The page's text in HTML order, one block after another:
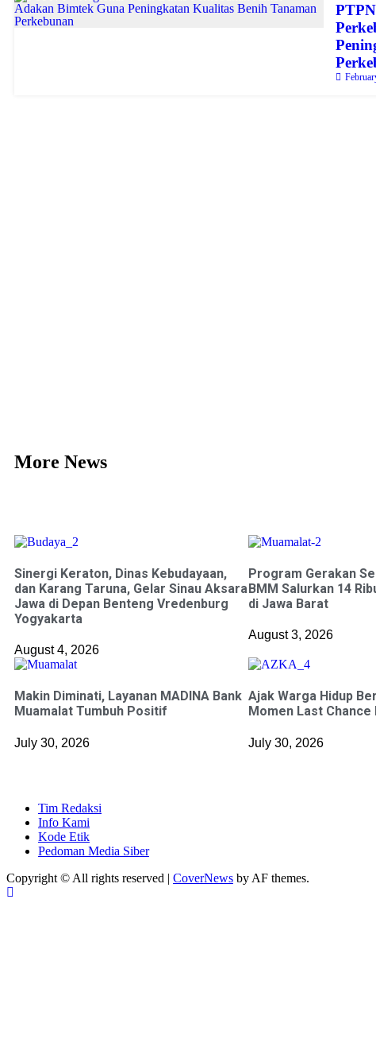
More News
Sinergi Keraton, Dinas Kebudayaan,
dan Karang Taruna, Gelar Sinau Aksara
Jawa di Depan Benteng Vredenburg
Yogyakarta
August 4, 2026
Program Gerakan
BMM Salurkan 14
di Jawa Barat
August 3, 2026
Makin Diminati, Layanan MADINA Bank
Muamalat Tumbuh Positif
July 30, 2026
Ajak Warga Hidup
Momen Last Chance
July 30, 2026
Tim Redaksi
Info Kami
Kode Etik
Pedoman Media Siber
Copyright © All rights reserved | CoverNews by AF themes.